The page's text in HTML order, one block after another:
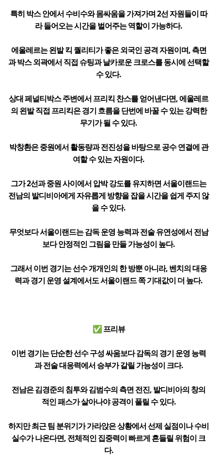
특히 박스 안에서 수비수와 몸싸움을 가져가며 2선 자원들이 따
라 들어오는 시간을 벌어주는 역할이 가능하다.
에울레르는 왼발 킥 퀄리티가 좋은 외국인 공격 자원이며, 측면
과 박스 외곽에서 직접 슈팅과 날카로운 크로스를 동시에 선택할
수 있다.
상대 페널티박스 주변에서 프리킥 찬스를 얻어낸다면, 에울레르
의 왼발 직접 프리킥은 경기 흐름을 단번에 바꿀 수 있는 강력한
무기가 될 수 있다.
박창환은 중원에서 활동량과 전진성을 바탕으로 공수 연결에 관
여할 수 있는 자원이다.
그가 2선과 중원 사이에서 압박 강도를 유지하면 서울이랜드는
전남의 발디비아에게 자유롭게 방향을 잡을 시간을 쉽게 주지 않
을 수 있다.
무엇보다 서울이랜드는 감독 운영 능력과 전술 유연성에서 전남
보다 안정적인 그림을 만들 가능성이 높다.
그래서 이번 경기는 선수 개개인의 한 방뿐 아니라, 벤치의 대응
력과 경기 운영 설계에서도 서울이랜드 쪽 기대값이 더 높다.
✅ 프리뷰
이번 경기는 단순한 선수 구성 싸움보다 감독의 경기 운영 능력
과 전술 대응력에서 승부가 갈릴 가능성이 크다.
전남은 김경준의 침투와 김범수의 측면 전진, 발디비아의 창의
적인 패스가 살아나야 공격이 풀릴 수 있다.
하지만 최근 팀 분위기가 가라앉은 상황에서 선제 실점이나 수비
실수가 나온다면, 전체적인 집중력이 빠르게 흔들릴 위험이 크
다.